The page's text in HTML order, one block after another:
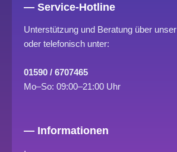
— Service-Hotline
Unterstützung und Beratung über unser
oder telefonisch unter:
01590 / 6707465
Mo–So: 09:00–21:00 Uhr
— Informationen